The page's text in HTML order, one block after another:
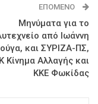
ΕΠΌΜΕΝΟ
Μηνύματα για το
από Ιωάννη
και ΣΥΡΙΖΑ-ΠΣ,
Κίνημα Αλλαγής και
ΚΚΕ Φωκίδας